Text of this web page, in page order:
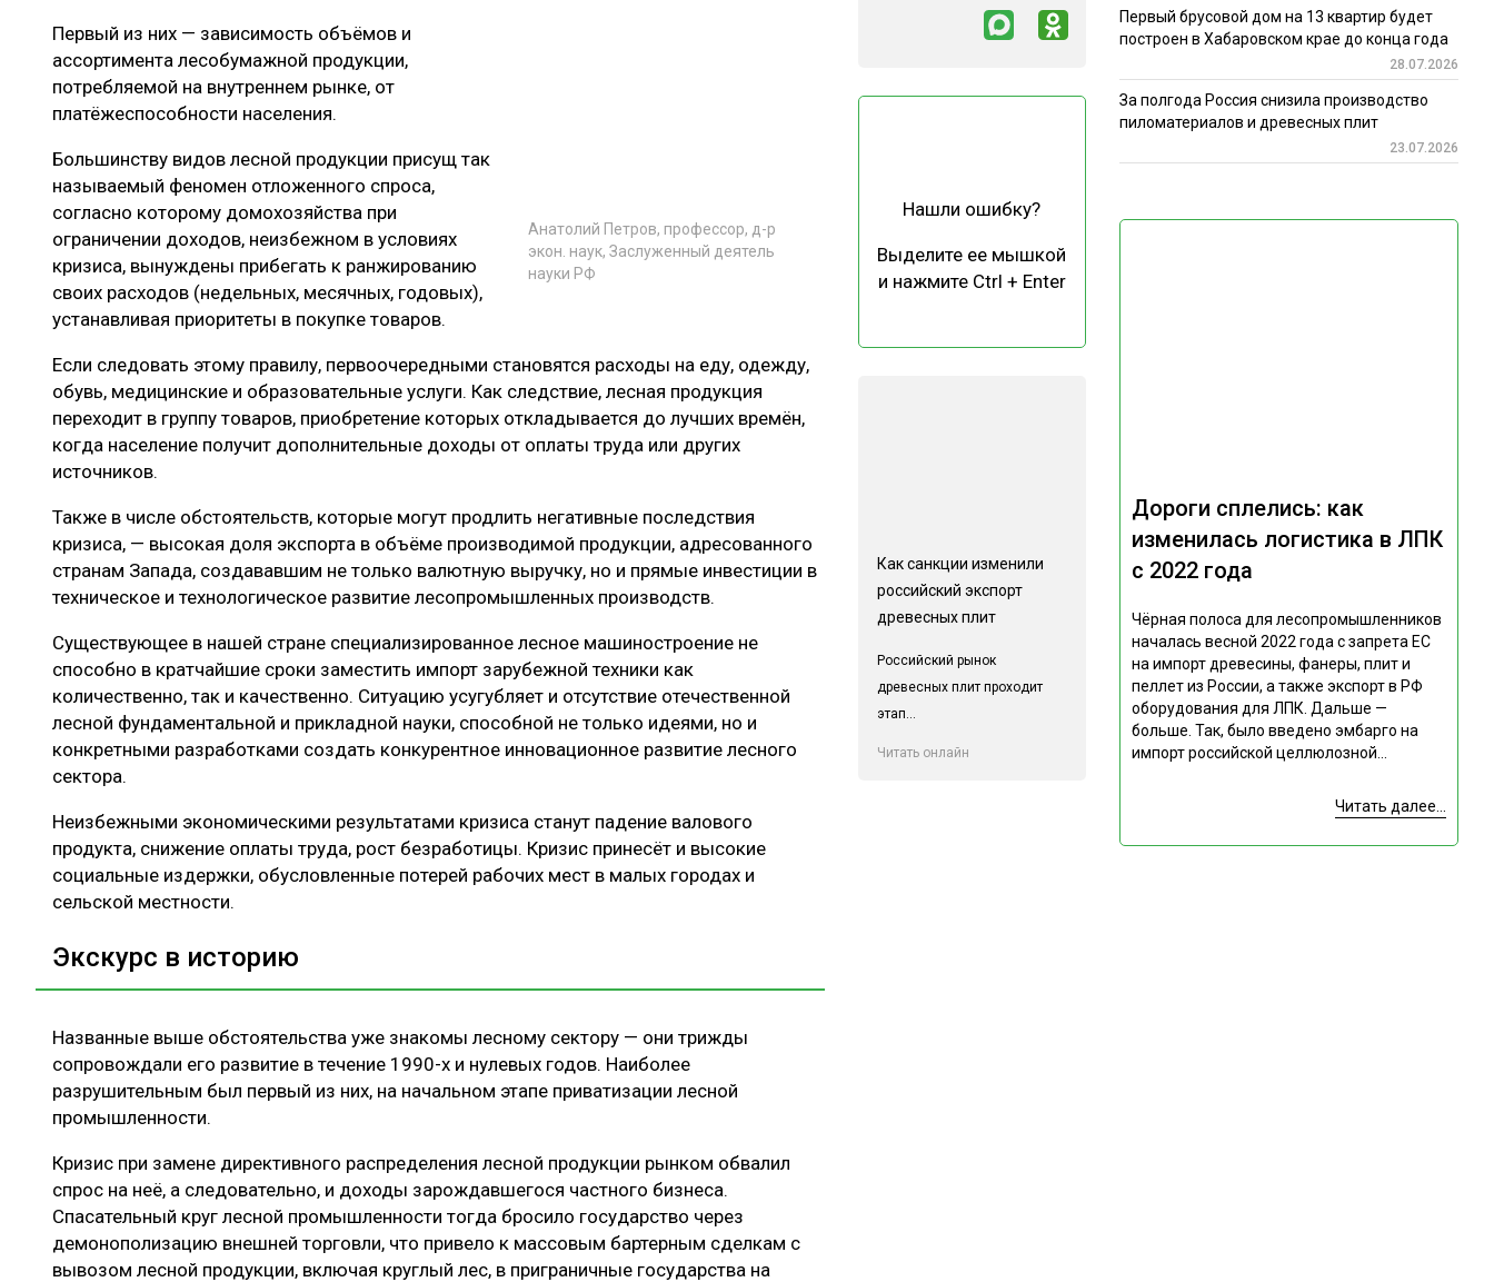
Анатолий Петров, профессор, д-р
экон. наук, Заслуженный деятель
науки РФ
Первый из них — зависимость объёмов и
ассортимента лесобумажной продукции,
потребляемой на внутреннем рынке, от
платёжеспособности населения.
Большинству видов лесной продукции присущ так
называемый феномен отложенного спроса,
согласно которому домохозяйства при
ограничении доходов, неизбежном в условиях
кризиса, вынуждены прибегать к ранжированию
своих расходов (недельных, месячных, годовых),
устанавливая приоритеты в покупке товаров.
Если следовать этому правилу, первоочередными становятся расходы на еду, одежду,
обувь, медицинские и образовательные услуги. Как следствие, лесная продукция
переходит в группу товаров, приобретение которых откладывается до лучших времён,
когда население получит дополнительные доходы от оплаты труда или других
источников.
Также в числе обстоятельств, которые могут продлить негативные последствия
кризиса, — высокая доля экспорта в объёме производимой продукции, адресованного
странам Запада, создававшим не только валютную выручку, но и прямые инвестиции в
техническое и технологическое развитие лесопромышленных производств.
Существующее в нашей стране специализированное лесное машиностроение не
способно в кратчайшие сроки заместить импорт зарубежной техники как
количественно, так и качественно. Ситуацию усугубляет и отсутствие отечественной
лесной фундаментальной и прикладной науки, способной не только идеями, но и
конкретными разработками создать конкурентное инновационное развитие лесного
сектора.
Неизбежными экономическими результатами кризиса станут падение валового
продукта, снижение оплаты труда, рост безработицы. Кризис принесёт и высокие
социальные издержки, обусловленные потерей рабочих мест в малых городах и
сельской местности.
Экскурс в историю
Названные выше обстоятельства уже знакомы лесному сектору — они трижды
сопровождали его развитие в течение 1990-х и нулевых годов. Наиболее
разрушительным был первый из них, на начальном этапе приватизации лесной
промышленности.
Кризис при замене директивного распределения лесной продукции рынком обвалил
спрос на неё, а следовательно, и доходы зарождавшегося частного бизнеса.
Спасательный круг лесной промышленности тогда бросило государство через
демонополизацию внешней торговли, что привело к массовым бартерным сделкам с
вывозом лесной продукции, включая круглый лес, в приграничные государства на
Нашли ошибку?
Выделите ее мышкой
и нажмите Ctrl + Enter
Как санкции изменили
российский экспорт
древесных плит
Российский рынок
древесных плит проходит
этап...
Читать онлайн
Дороги сплелись: как
изменилась логистика в ЛПК
с 2022 года
Чёрная полоса для лесопромышленников
началась весной 2022 года с запрета ЕС
на импорт древесины, фанеры, плит и
пеллет из России, а также экспорт в РФ
оборудования для ЛПК. Дальше —
больше. Так, было введено эмбарго на
импорт российской целлюлозной...
Читать далее...
Первый брусовой дом на 13 квартир будет
построен в Хабаровском крае до конца года
28.07.2026
За полгода Россия снизила производство
пиломатериалов и древесных плит
23.07.2026